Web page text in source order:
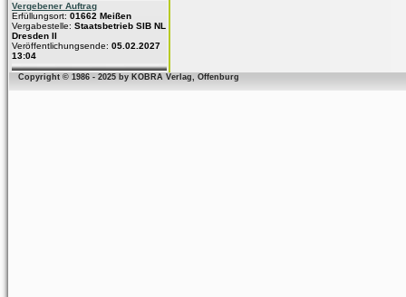
Vergebener Auftrag
Erfüllungsort: 01662 Meißen
Vergabestelle: Staatsbetrieb SIB NL
Dresden II
Veröffentlichungsende: 05.02.2027
13:04
Copyright © 1986 - 2025 by KOBRA Verlag, Offenburg